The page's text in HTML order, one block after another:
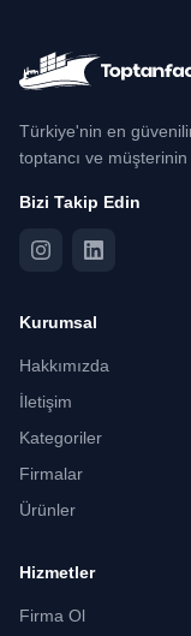
Türkiye'nin en
toptancı ve
Bizi Takip Edin
Kurumsal
Hakkımızda
İletişim
Kategoriler
Firmalar
Ürünler
Hizmetler
Firma Ol